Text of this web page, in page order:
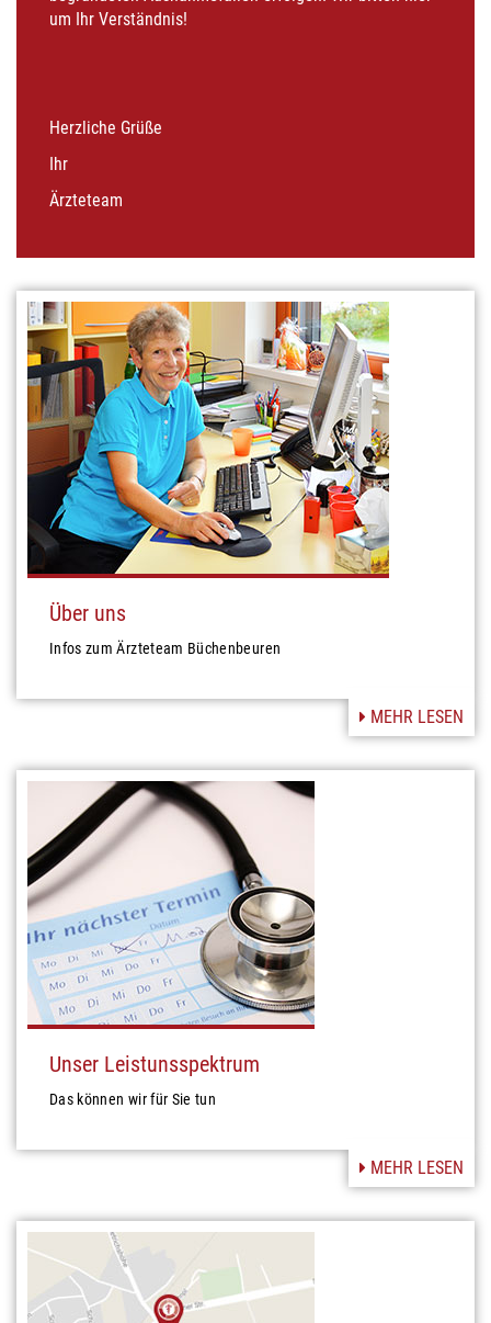
um Ihr Verständnis!
Herzliche Grüße
Ihr
Ärzteteam
Über uns
Infos zum Ärzteteam Büchenbeuren
MEHR LESEN
Unser Leistunsspektrum
Das können wir für Sie tun
MEHR LESEN